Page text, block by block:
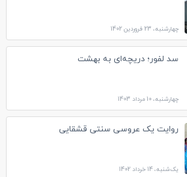
چهارشنبه، 23 فروردین 1402
سد لفور؛ دریچه‌ای به بهشت
چهارشنبه، 10 مرداد 1403
روایت یک عروسی سنتی قشقایی
یک‌شنبه، 14 خرداد 1402